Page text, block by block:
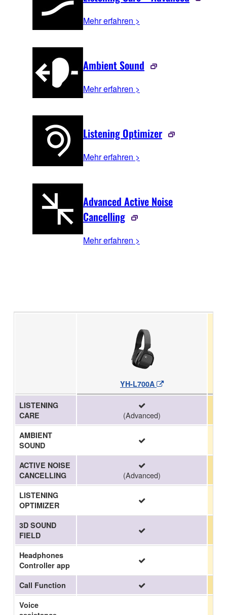
Mehr erfahren >
Ambient Sound
Mehr erfahren >
Listening Optimizer
Mehr erfahren >
Advanced Active Noise
Cancelling
Mehr erfahren >
YH-L700A
LISTENING
CARE
(Advanced)
AMBIENT
SOUND
ACTIVE NOISE
CANCELLING
(Advanced)
LISTENING
OPTIMIZER
3D SOUND
FIELD
Headphones
Controller app
Call Function
Voice